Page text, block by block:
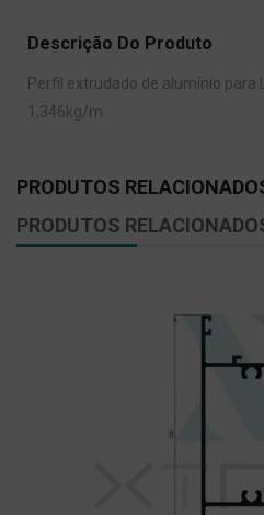
Descrição Do Produto
Perfil extrudado de alumínio para
1,346kg/m.
PRODUTOS
PRODUTOS